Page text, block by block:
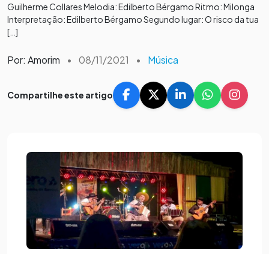
Guilherme Collares Melodia: Edilberto Bérgamo Ritmo: Milonga
Interpretação: Edilberto Bérgamo Segundo lugar: O risco da tua
[…]
Por: Amorim • 08/11/2021 • Música
Compartilhe este artigo